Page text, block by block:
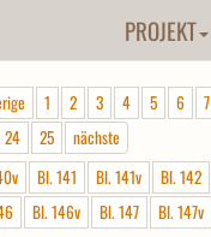
PROJEKT
1 2 3 4 5 6 7
24 25
nächste
Bl. 141 Bl. 141v Bl. 142
Bl. 146v Bl. 147 Bl. 147v